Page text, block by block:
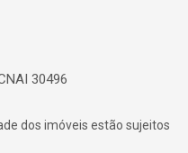
30496
dos imóveis estão sujeitos